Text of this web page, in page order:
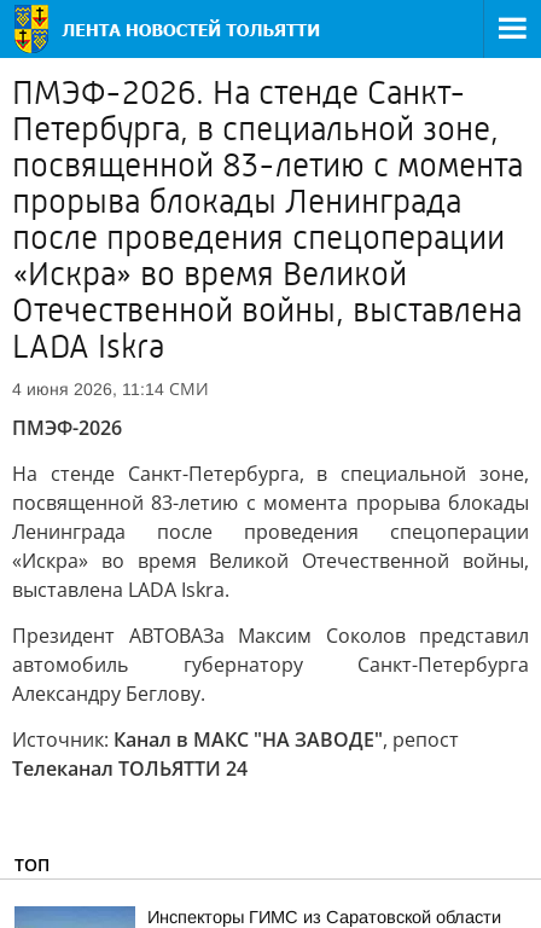
ПМЭФ-2026. На стенде Санкт-
Петербурга, в специальной зоне,
посвященной 83-летию с момента
прорыва блокады Ленинграда
после проведения спецоперации
«Искра» во время Великой
Отечественной войны, выставлена
LADA Iskra
4 июня 2026, 11:14 СМИ
ПМЭФ-2026
На стенде Санкт-Петербурга, в специальной зоне,
посвященной 83-летию с момента прорыва блокады
Ленинграда после проведения спецоперации
«Искра» во время Великой Отечественной войны,
выставлена LADA Iskra.
Президент АВТОВАЗа Максим Соколов представил
автомобиль губернатору Санкт-Петербурга
Александру Беглову.
Источник: Канал в МАКС "НА ЗАВОДЕ", репост
Телеканал ТОЛЬЯТТИ 24
ТОП
Инспекторы ГИМС из Саратовской области